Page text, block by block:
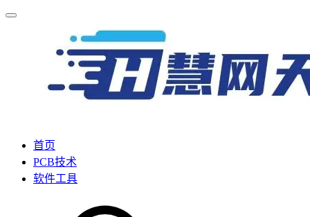
首页
PCB技术
软件工具